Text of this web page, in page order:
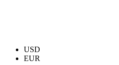
USD
EUR